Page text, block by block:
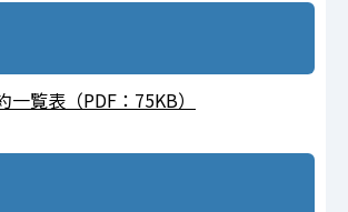
⼀覧表（PDF：75KB）